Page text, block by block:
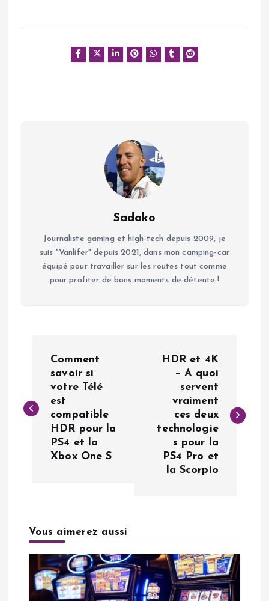
Sadako
Journaliste gaming et high-tech depuis 2009, je
suis "Vanlifer" depuis 2021, dans mon camping-car
équipé pour travailler sur les routes tout comme
pour profiter de bons moments de détente !
v
t
o
Comment
savoir si
votre Télé
est
compatible
HDR pour la
PS4 et la
Xbox One S
HDR et 4K
– A quoi
servent
vraiment
ces deux
technologie
s pour la
PS4 Pro et
la Scorpio
Vous aimerez aussi